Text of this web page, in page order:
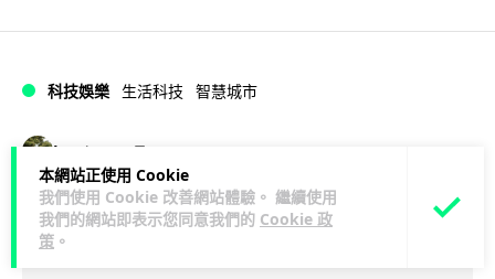
本網站正使用 Cookie
我們使用 Cookie 改善網站體驗。 繼續使用
我們的網站即表示您同意我們的 Cookie 政
策 。
科技娛樂 生活科技 智慧城市
Lawton 1 日
網約車條例生效 有司機暫時停工避風頭
的士業界籲白牌 "改邪歸正"